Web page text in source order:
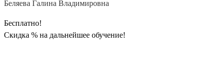
Беляева Галина Владимировна
Бесплатно!
Скидка % на дальнейшее обучение!